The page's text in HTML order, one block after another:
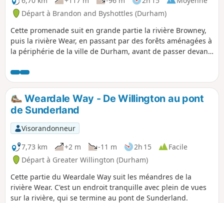
Départ à Brandon and Byshottles (Durham)
Cette promenade suit en grande partie la rivière Browney,
puis la rivière Wear, en passant par des forêts aménagées à
la périphérie de la ville de Durham, avant de passer devant
de la rivière Wear, en terminant par une promenade le long
du South Bailey jusqu'à la cathédrale de Durham.
Weardale Way - De Willington au pont
de Sunderland
Visorandonneur
7,73 km
+2 m -11 m 2h 15
Facile
Départ à Greater Willington (Durham)
Cette partie du Weardale Way suit les méandres de la
rivière Wear. C'est un endroit tranquille avec plein de vues
sur la rivière, qui se termine au pont de Sunderland.